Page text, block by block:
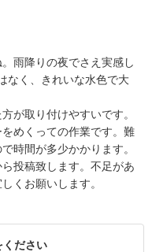
雨降りの夜でさえ実感し
なく、きれいな水色で大
が取り付けやすいです。
めくっての作業です。難
時間が多少かかります。
投稿致します。不足があ
くお願いします。
ください